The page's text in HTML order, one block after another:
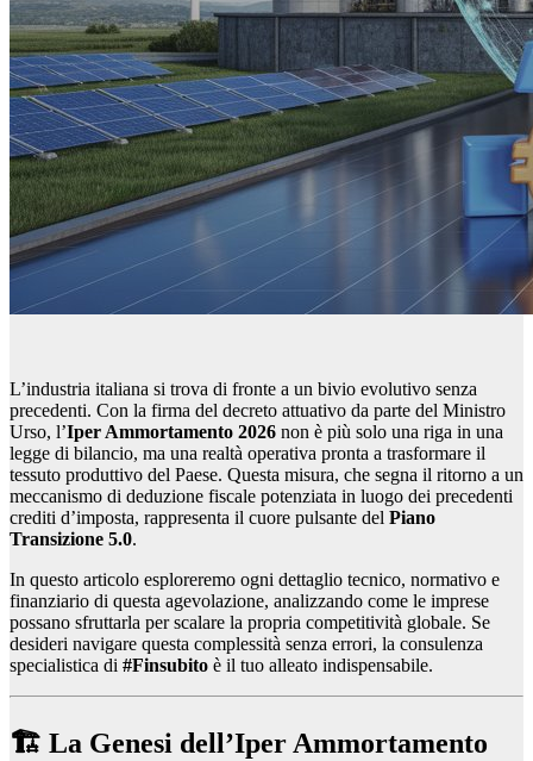
L’industria italiana si trova di fronte a un bivio evolutivo senza
precedenti. Con la firma del decreto attuativo da parte del Ministro
Urso, l’Iper Ammortamento 2026 non è più solo una riga in una
legge di bilancio, ma una realtà operativa pronta a trasformare il
tessuto produttivo del Paese. Questa misura, che segna il ritorno a un
meccanismo di deduzione fiscale potenziata in luogo dei precedenti
crediti d’imposta, rappresenta il cuore pulsante del Piano
Transizione 5.0.
In questo articolo esploreremo ogni dettaglio tecnico, normativo e
finanziario di questa agevolazione, analizzando come le imprese
possano sfruttarla per scalare la propria competitività globale. Se
desideri navigare questa complessità senza errori, la consulenza
specialistica di #Finsubito è il tuo alleato indispensabile.
🏗️ La Genesi dell’Iper Ammortamento